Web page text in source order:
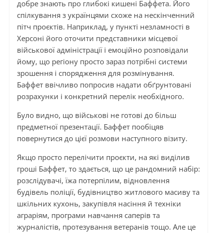
добре знають про глибокі кишені Баффета. Його
спілкування з українцями схоже на нескінченний
пітч проєктів. Наприклад, у пункті незламності в
Херсоні його оточити представники місцевої
військової адміністрації і емоційно розповідали
йому, що регіону просто зараз потрібні системи
зрошення і спорядження для розмінування.
Баффет ввічливо попросив надати обґрунтовані
розрахунки і конкретний перелік необхідного.
Було видно, що військові не готові до більш
предметної презентації. Баффет пообіцяв
повернутися до цієї розмови наступного візиту.
Якщо просто перелічити проєкти, на які виділив
гроші Баффет, то здається, що це рандомний набір:
розслідувачі, їжа потерпілим, відновлення
будівель поліції, будівництво житлового масиву та
шкільних кухонь, закупівля насіння й техніки
аграріям, програми навчання саперів та
журналістів, протезування ветеранів тощо. Але це